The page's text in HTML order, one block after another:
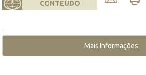
CONTEÚDO
Mais Informações